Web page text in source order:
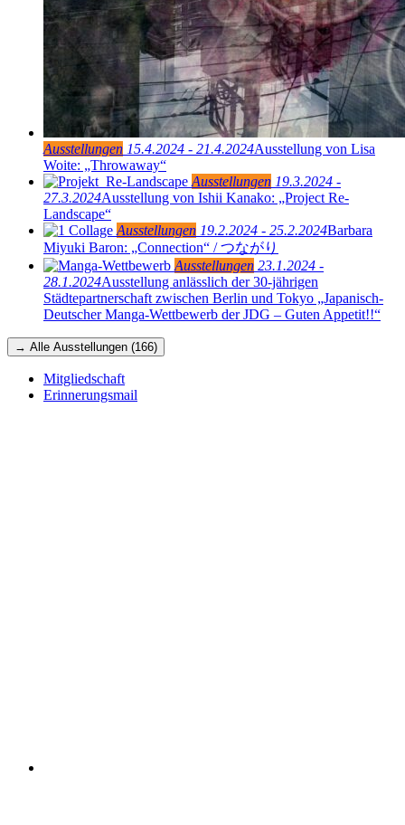
Ausstellungen 15.4.2024 - 21.4.2024Ausstellung von Lisa
Woite: „Throwaway“
Ausstellungen 19.3.2024 -
27.3.2024Ausstellung von Ishii Kanako: „Project Re-
Landscape“
Ausstellungen 19.2.2024 - 25.2.2024Barbara
Miyuki Baron: „Connection“ /つながり
Ausstellungen 23.1.2024 -
28.1.2024Ausstellung anlässlich der 30-jährigen
Städtepartnerschaft zwischen Berlin und Tokyo „Japanisch-
Deutscher Manga-Wettbewerb der JDG – Guten Appetit!!“
→ Alle Ausstellungen (166)
Mitgliedschaft
Erinnerungsmail